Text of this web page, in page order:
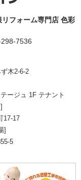
フォーム専門店 色彩
7536
木2-6-2
ージュ 1F テナント
17-17
]
5